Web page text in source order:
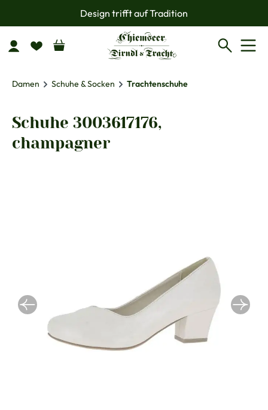
Zum Hauptinhalt springenDesign trifft auf Tradition
Damen Schuhe & Socken Trachtenschuhe
Schuhe 3003617176,
champagner